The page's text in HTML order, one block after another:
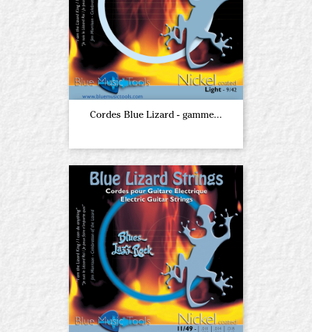
Cordes Blue Lizard - gamme...